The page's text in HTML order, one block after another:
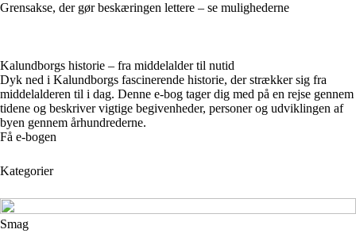
Grensakse, der gør beskæringen lettere – se mulighederne
Kalundborgs historie – fra middelalder til nutid
Dyk ned i Kalundborgs fascinerende historie, der strækker sig fra
middelalderen til i dag. Denne e-bog tager dig med på en rejse gennem
tidene og beskriver vigtige begivenheder, personer og udviklingen af
byen gennem århundrederne.
Få e-bogen
Kategorier
Smag